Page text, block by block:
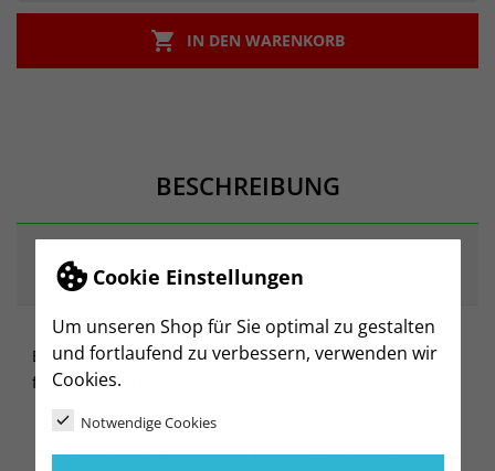
Cookie Einstellungen
Um unseren Shop für Sie optimal zu gestalten
und fortlaufend zu verbessern, verwenden wir
Cookies.
Notwendige Cookies
 IN DEN WARENKORB
BESCHREIBUNG
ARTIKELDETAILS
Bequeme Weste aus weichem, elastischem und
funktionellem Recyclingpolyester mit zwei Taschen.
Bequeme Jacke
Weiches, funktionelles Recyclingpolyester